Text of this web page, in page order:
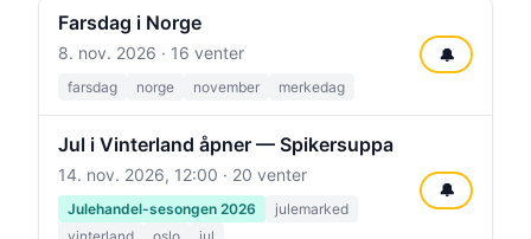
Farsdag i Norge
8. nov. 2026 · 16 venter
farsdag norge november merkedag
🔔
Jul i Vinterland åpner — Spikersuppa
14. nov. 2026, 12:00 · 20 venter
Julehandel-sesongen 2026
julemarked
🔔